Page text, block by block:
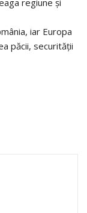
iar Europa
păcii, securității